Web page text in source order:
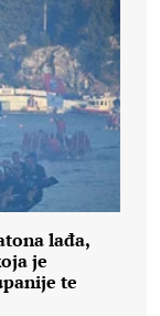
lađa,
je
te